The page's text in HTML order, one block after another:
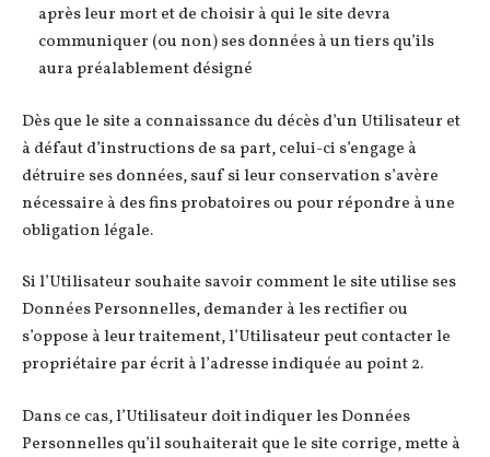
après leur mort et de choisir à qui le site devra
communiquer (ou non) ses données à un tiers qu’ils
aura préalablement désigné
Dès que le site a connaissance du décès d’un Utilisateur et
à défaut d’instructions de sa part, celui-ci s’engage à
détruire ses données, sauf si leur conservation s’avère
nécessaire à des fins probatoires ou pour répondre à une
obligation légale.
Si l’Utilisateur souhaite savoir comment le site utilise ses
Données Personnelles, demander à les rectifier ou
s’oppose à leur traitement, l’Utilisateur peut contacter le
propriétaire par écrit à l’adresse indiquée au point 2.
Dans ce cas, l’Utilisateur doit indiquer les Données
Personnelles qu’il souhaiterait que le site corrige, mette à